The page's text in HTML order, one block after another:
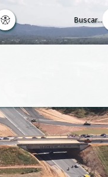
Buscar...